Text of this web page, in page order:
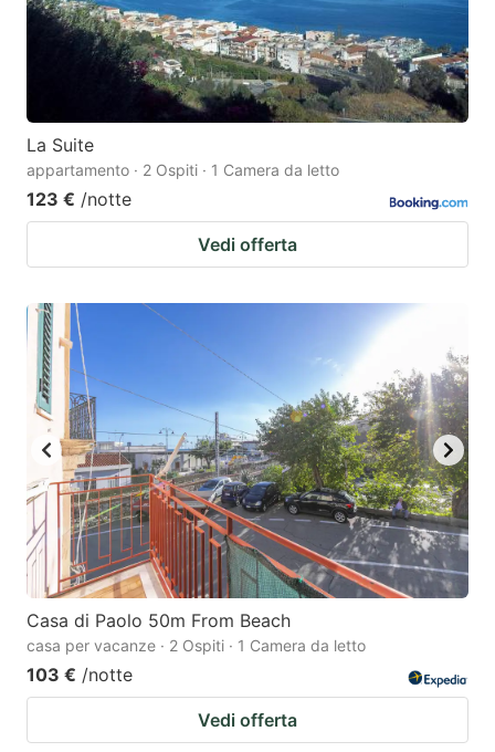
La Suite
appartamento · 2 Ospiti · 1 Camera da letto
123 € /notte
Vedi offerta
Casa di Paolo 50m From Beach
casa per vacanze · 2 Ospiti · 1 Camera da letto
103 € /notte
Vedi offerta